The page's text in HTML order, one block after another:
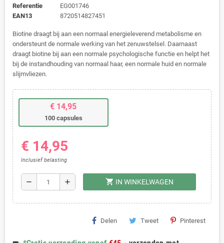
Referentie
EG001746
EAN13
8720514827451
Biotine draagt bij aan een normaal energieleverend metabolisme en
ondersteunt de normale werking van het zenuwstelsel. Daarnaast
draagt biotine bij aan een normale psychologische functie en helpt het
bij de instandhouding van normaal haar, een normale huid en normale
slijmvliezen.
€ 14,95
100 capsules
€ 14,95
Inclusief belasting
remove add shopping_cart IN WINKELWAGEN
Delen Tweet Pinterest